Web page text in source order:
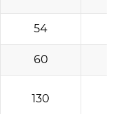
54
60
130